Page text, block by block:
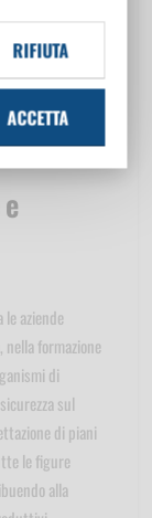
Learning
aziende
formazione
di
sul
di piani
le figure
alla
RIFIUTA
ACCETTA